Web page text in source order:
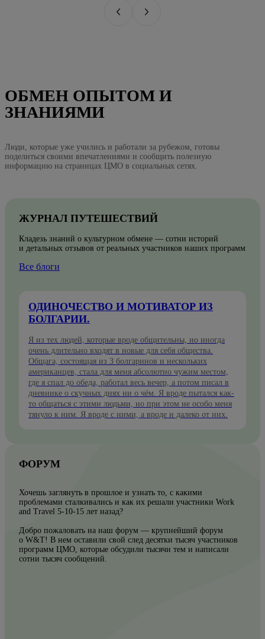
ОБМЕН ОПЫТОМ И
ЗНАНИЯМИ
Люди, которые уже учились и работали за рубежом, готовы
поделиться своими впечатлениями и сообщить полезную
информацию на страницах ЦМО в социальных сетях.
ЖУРНАЛ ПУТЕШЕСТВИЙ
Кладезь знаний о культурном обмене — сотни историй
и детальных отзывов от реальных участников наших программ
Все блоги
ОДИНОЧЕСТВО И МОТИВАТОР ИЗ
БОЛГАРИИ.
Я из тех людей, которые вроде общительны, но иногда
очень длительно входят в новые для себя общества.
Общага, состоящая из 3 болгаринов и нескольких
американцев, стала для меня абсолютно чужим местом,
где я спал до обеда, работал весь вечер, а потом писал в
дневнике о скучных днях ни о чём. Я вроде пытался как-
то общаться с этими людьми, но при этом не особо меня
тянуло к ним. Я вроде с ними, а вроде и далеко от них.
ФОРУМ
Хочешь заглянуть в прошлое и узнать то, с какими
проблемами сталкивались и как их решали участники Work
and Travel 5-10-15 лет назад?
Добро пожаловать на наш форум — крупнейший форум
о W&T! В нем оставили свой след десятки тысяч участников
программ ЦМО, которые обсудили тысячи тем и написали
сотни тысяч сообщений.